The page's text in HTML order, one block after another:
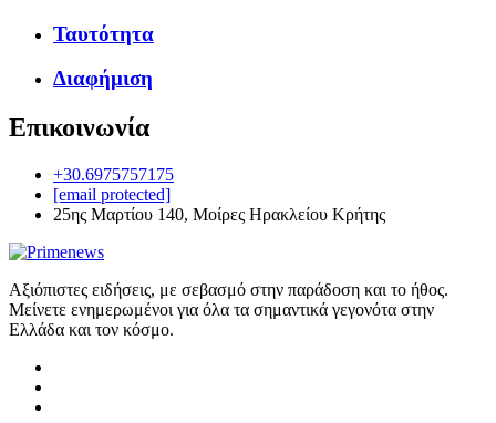
Ταυτότητα
Διαφήμιση
Επικοινωνία
+30.6975757175
[email protected]
25ης Μαρτίου 140, Μοίρες Ηρακλείου Κρήτης
Αξιόπιστες ειδήσεις, με σεβασμό στην παράδοση και το ήθος.
Μείνετε ενημερωμένοι για όλα τα σημαντικά γεγονότα στην
Ελλάδα και τον κόσμο.